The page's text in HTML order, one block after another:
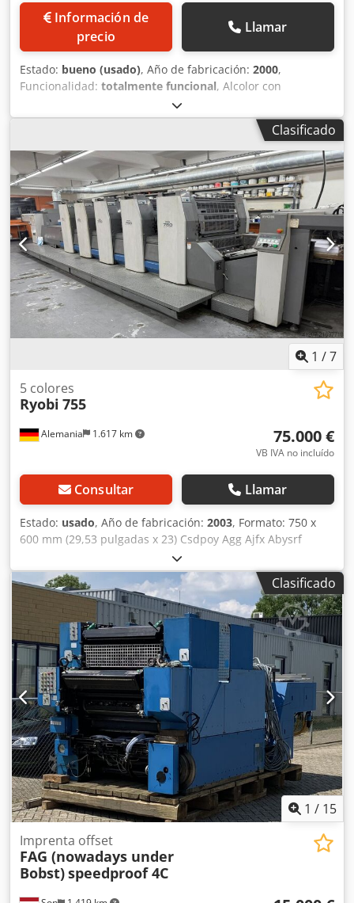
Información de
precio
Llamar
Estado: bueno (usado), Año de fabricación: 2000,
Funcionalidad: totalmente funcional, Alcolor con
refrigeración Baldwin todos los dispositivos de lavado
Crsdsxyfi Ispfx Abyef Autoplate CPTronic control remoto de
tinta: CPC 1-04 salida de alto apilado extendida con
secador IR aprox. 94 millones de impresiones
Clasificado
1 /7
Alemania 1.617 km
5 colores
Ryobi 755
75.000 €
VB IVA no incluído
Consultar Llamar
Estado: usado, Año de fabricación: 2003, Formato: 750 x
600 mm (29,53 pulgadas x 23) Csdpoy Agg Ajfx Abysrf
Equipamiento: Sistema de control de impresión Ryobi PCS-
H Cambiador de planchas semiautomático Ryobi RPC
Sistema de mojado Ryobimatic AAC Dispositivo automático
de limpieza de mantillas
Clasificado
1 / 15
Imprenta offset
FAG (nowadays under
Bobst)speedproof 4C